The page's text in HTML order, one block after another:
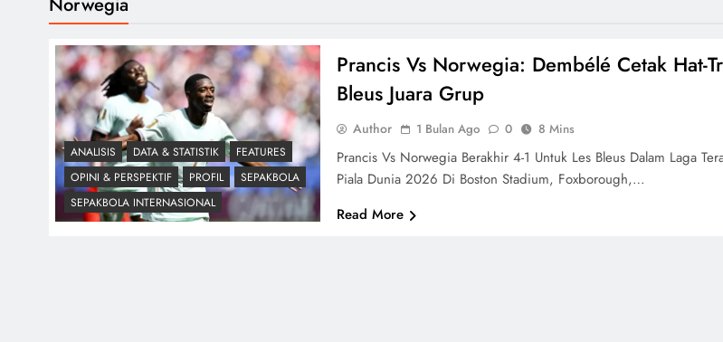
ANALISIS DATA & STATISTIK
FEATURES
OPINI & PERSPEKTIF
PROFIL
SEPAKBOLA
SEPAKBOLA INTERNASIONAL
Prancis Vs Norwegia: Dembélé Cetak Hat-
Bleus Juara Grup
Author 1 Bulan Ago 0 8 Mins
Prancis Vs Norwegia Berakhir 4-1 Untuk Les Bleus Dalam Laga
Piala Dunia 2026 Di Boston Stadium, Foxborough,…
Read More